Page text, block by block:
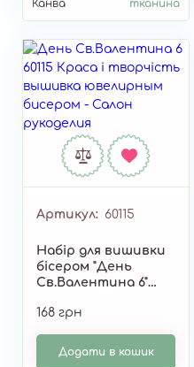
Канва
тканина
Артикул 60115
Набір для вишивки
бісером "День
Св.Валентина 6"
168 грн
Додати в кошик